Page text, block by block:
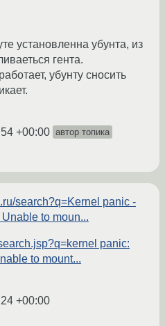
установленна убунта, из
гента.
убунту сносить
+00:00 автор топика
search?q=Kernel panic -
to moun...
panic:
to mount...
+00:00